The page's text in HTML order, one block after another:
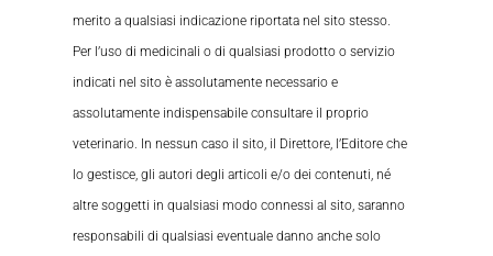
merito a qualsiasi indicazione riportata nel sito stesso.
Per l’uso di medicinali o di qualsiasi prodotto o servizio
indicati nel sito è assolutamente necessario e
assolutamente indispensabile consultare il proprio
veterinario. In nessun caso il sito, il Direttore, l’Editore che
lo gestisce, gli autori degli articoli e/o dei contenuti, né
altre soggetti in qualsiasi modo connessi al sito, saranno
responsabili di qualsiasi eventuale danno anche solo